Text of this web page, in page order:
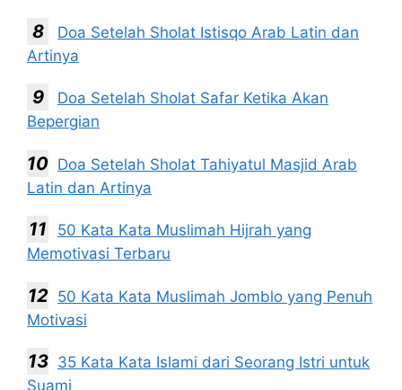
Doa Setelah Sholat Istisqo Arab Latin dan
Artinya
Doa Setelah Sholat Safar Ketika Akan
Bepergian
Doa Setelah Sholat Tahiyatul Masjid Arab
Latin dan Artinya
50 Kata Kata Muslimah Hijrah yang
Memotivasi Terbaru
50 Kata Kata Muslimah Jomblo yang Penuh
Motivasi
35 Kata Kata Islami dari Seorang Istri untuk
Suami